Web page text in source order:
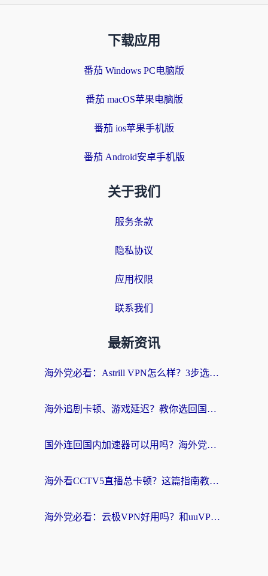
下载应用
番茄 Windows PC电脑版
番茄 macOS苹果电脑版
番茄 ios苹果手机版
番茄 Android安卓手机版
关于我们
服务条款
隐私协议
应用权限
联系我们
最新资讯
海外党必看：Astrill VPN怎么样？3步选对回国加速器实现无缝刷剧玩游戏
海外追剧卡顿、游戏延迟？教你选回国加速器，附免费加速器试用一小时福利
国外连回国内加速器可以用吗？海外党亲测实用指南，解决追剧游戏卡顿难题
海外看CCTV5直播总卡顿？这篇指南教你选对回国加速器，无缝刷国内资源
海外党必看：云极VPN好用吗？和uuVPN对比哪个回国效果更好？附真实体验+避坑指南